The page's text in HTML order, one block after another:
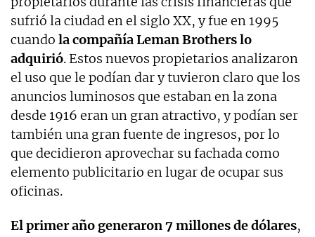
sufrió la ciudad en el siglo XX, y fue en 1995
cuando la compañía Leman Brothers lo
adquirió. Estos nuevos propietarios analizaron
el uso que le podían dar y tuvieron claro que los
anuncios luminosos que estaban en la zona
desde 1916 eran un gran atractivo, y podían ser
también una gran fuente de ingresos, por lo
que decidieron aprovechar su fachada como
elemento publicitario en lugar de ocupar sus
oficinas.
El primer año generaron 7 millones de dólares,